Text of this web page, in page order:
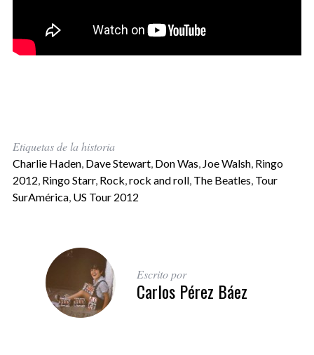
Etiquetas de la historia
Charlie Haden, Dave Stewart, Don Was, Joe Walsh, Ringo
2012, Ringo Starr, Rock,rock and roll, The Beatles, Tour
SurAmérica, US Tour 2012
Escrito por
Carlos Pérez Báez